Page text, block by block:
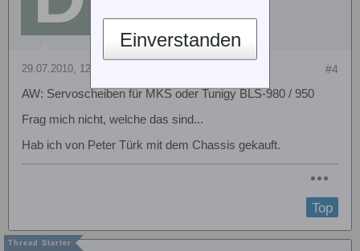
#4
29.07.2010, 12:02
AW: Servoscheiben für MKS oder Tunigy BLS-980 / 950
Frag mich nicht, welche das sind...
Hab ich von Peter Türk mit dem Chassis gekauft.
Top
Einverstanden